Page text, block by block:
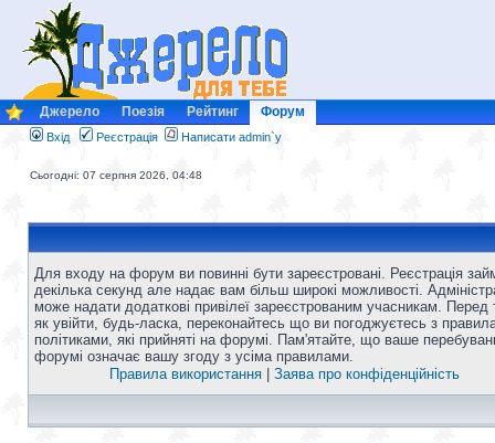
Джерело Поезія Рейтинг Форум
Вхід Реєстрація Написати admin`у
Сьогодні: 07 серпня 2026, 04:48
Для входу на форум ви повинні бути зареєстровані. Реєстрація
декілька секунд але надає вам більш широкі можливості.
може надати додаткові привілеї зареєстрованим учасникам. Перед
як увійти, будь-ласка, переконайтесь що ви погоджуєтесь з
політиками, які прийняті на форумі. Пам'ятайте, що ваше
форумі означає вашу згоду з усіма правилами.
Правила використання
Заява про конфіденційність